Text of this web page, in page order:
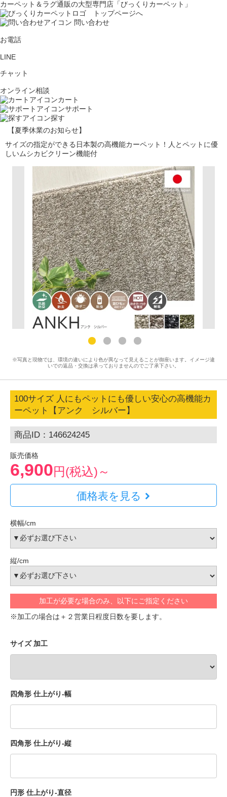
カーペット＆ラグ通販の大型専門店「びっくりカーペット」
問い合わせ
お電話
LINE
チャット
オンライン相談
カート
サポート
探す
【夏季休業のお知らせ】
サイズの指定ができる日本製の高機能カーペット！人とペットに優
しいムシカビクリーン機能付
※写真と現物では、環境の違いにより色が異なって見えることが御座います。イメージ違
いでの返品・交換は承っておりませんのでご了承下さい。
100サイズ 人にもペットにも優しい安心の高機能カ
ーペット【アンク シルバー】
商品ID：146624245
販売価格
6,900円(税込)～
価格表を見る
横幅/cm
縦/cm
加工が必要な場合のみ、以下にご指定ください
※加工の場合は＋２営業日程度日数を要します。
サイズ 加工
四角形 仕上がり-幅
四角形 仕上がり-縦
円形 仕上がり-直径